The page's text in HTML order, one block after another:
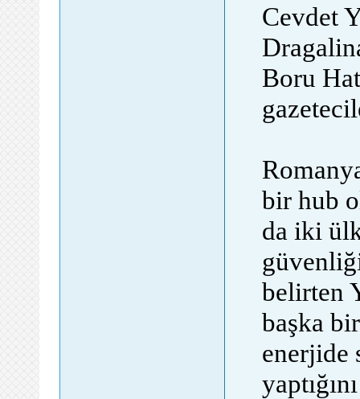
Cevdet
Boru
bir hub
da iki
belirten
başka
enerjide